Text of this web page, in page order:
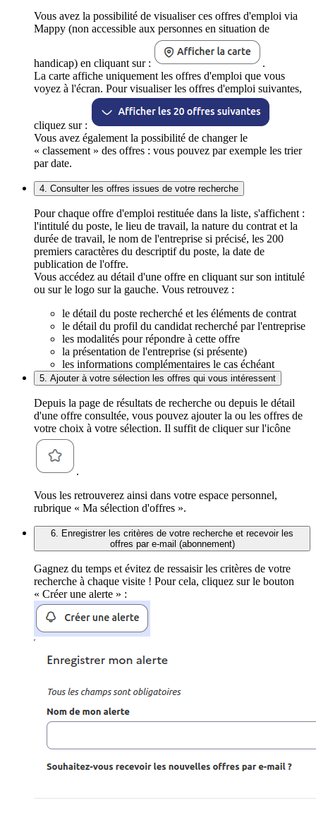
Vous avez la possibilité de visualiser ces offres d'emploi via
Mappy (non accessible aux personnes en situation de
handicap) en cliquant sur :
.
La carte affiche uniquement les offres d'emploi que vous
voyez à l'écran. Pour visualiser les offres d'emploi suivantes,
cliquez sur :
Vous avez également la possibilité de changer le
« classement » des offres : vous pouvez par exemple les trier
par date.
4. Consulter les offres issues de votre recherche
Pour chaque offre d'emploi restituée dans la liste, s'affichent :
l'intitulé du poste, le lieu de travail, la nature du contrat et la
durée de travail, le nom de l'entreprise si précisé, les 200
premiers caractères du descriptif du poste, la date de
publication de l'offre.
Vous accédez au détail d'une offre en cliquant sur son intitulé
ou sur le logo sur la gauche. Vous retrouvez :
le détail du poste recherché et les éléments de contrat
le détail du profil du candidat recherché par l'entreprise
les modalités pour répondre à cette offre
la présentation de l'entreprise (si présente)
les informations complémentaires le cas échéant
5. Ajouter à votre sélection les offres qui vous intéressent
Depuis la page de résultats de recherche ou depuis le détail
d'une offre consultée, vous pouvez ajouter la ou les offres de
votre choix à votre sélection. Il suffit de cliquer sur l'icône
.
Vous les retrouverez ainsi dans votre espace personnel,
rubrique « Ma sélection d'offres ».
6. Enregistrer les critères de votre recherche et recevoir les
offres par e-mail (abonnement)
Gagnez du temps et évitez de ressaisir les critères de votre
recherche à chaque visite ! Pour cela, cliquez sur le bouton
« Créer une alerte » :